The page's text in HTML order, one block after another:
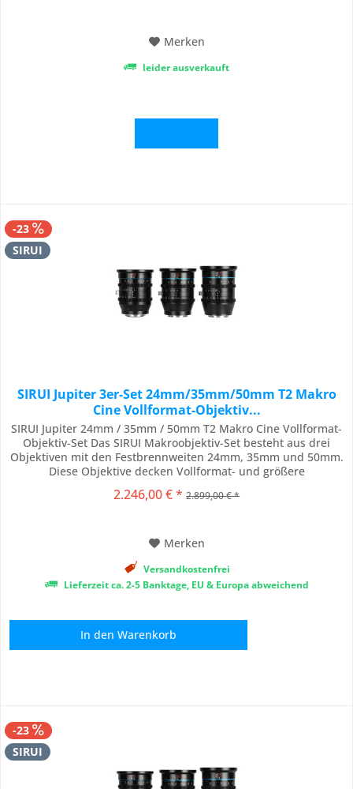
Merken
leider ausverkauft
-23
SIRUI
SIRUI Jupiter 3er-Set 24mm/35mm/50mm T2 Makro
Cine Vollformat-Objektiv...
SIRUI Jupiter 24mm / 35mm / 50mm T2 Makro Cine Vollformat-
Objektiv-Set Das SIRUI Makroobjektiv-Set besteht aus drei
Objektiven mit den Festbrennweiten 24mm, 35mm und 50mm.
Diese Objektive decken Vollformat- und größere
Aberration ab und können auf verschiedenen professionellen
2.246,00 € * 2.899,00 € *
Merken
Versandkostenfrei
Lieferzeit ca. 2-5 Banktage, EU & Europa abweichend
In den Warenkorb
-23
SIRUI